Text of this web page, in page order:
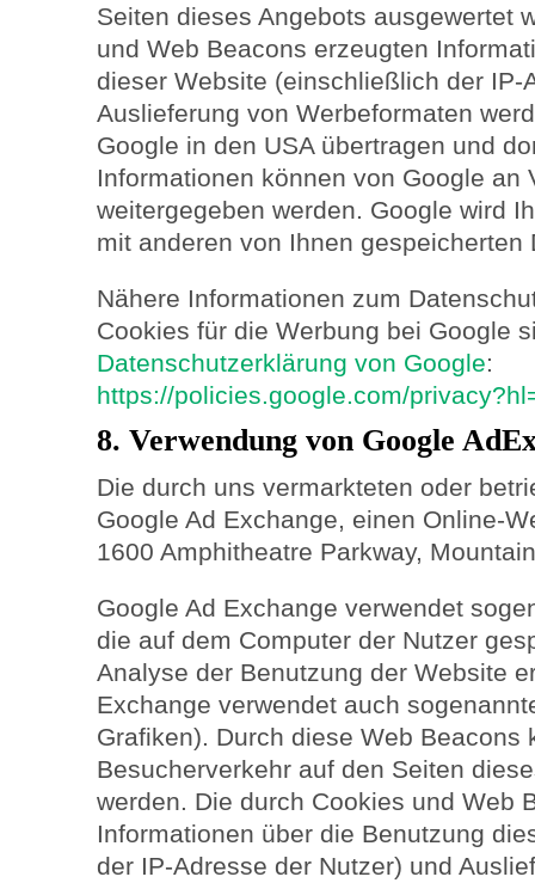
Seiten dieses Angebots ausgewertet
und Web Beacons erzeugten
dieser Website (einschließlich der IP-
Auslieferung von Werbeformaten
Google in den USA übertragen und
Informationen können von Google an
weitergegeben werden. Google wird
mit anderen von Ihnen gespeicherten
Nähere Informationen zum
Cookies für die Werbung bei Google
Datenschutzerklärung von Google:
https://policies.google.com/
8. Verwendung von Google
Die durch uns vermarkteten oder
Google Ad Exchange, einen Online-
1600 Amphitheatre Parkway,
Google Ad Exchange verwendet
die auf dem Computer der Nutzer
Analyse der Benutzung der Website
Exchange verwendet auch
Grafiken). Durch diese Web Beacons
Besucherverkehr auf den Seiten
werden. Die durch Cookies und Web
Informationen über die Benutzung
der IP-Adresse der Nutzer) und